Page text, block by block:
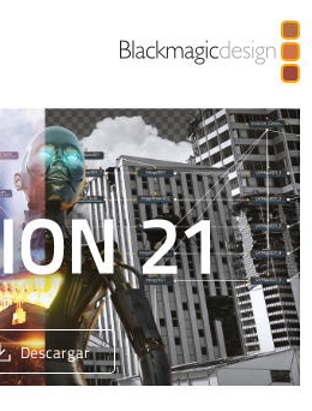
ANIMACIONES
GRÁFICAS
MÉRITOSCOMPARAR
Descargar